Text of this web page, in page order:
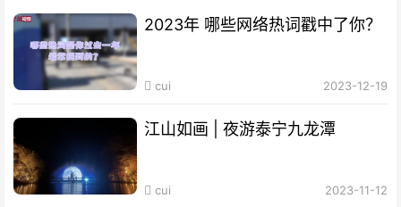
2023年 哪些网络热词戳中了你？
cui 2023-12-19
江山如画 | 夜游泰宁九龙潭
cui 2023-11-12